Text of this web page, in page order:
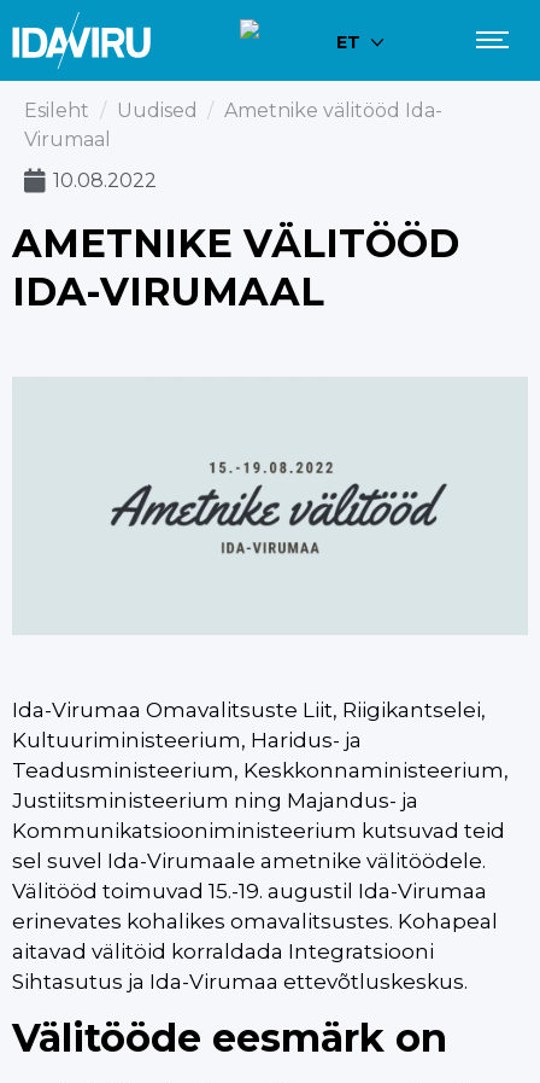
ET
Esileht / Uudised / Ametnike välitööd Ida-
Virumaal
10.08.2022
AMETNIKE VÄLITÖÖD
IDA-VIRUMAAL
Ida-Virumaa Omavalitsuste Liit, Riigikantselei,
Kultuuriministeerium, Haridus- ja
Teadusministeerium, Keskkonnaministeerium,
Justiitsministeerium ning Majandus- ja
Kommunikatsiooniministeerium kutsuvad teid
sel suvel Ida-Virumaale ametnike välitöödele.
Välitööd toimuvad 15.-19. augustil Ida-Virumaa
erinevates kohalikes omavalitsustes. Kohapeal
aitavad välitöid korraldada Integratsiooni
Sihtasutus ja Ida-Virumaa ettevõtluskeskus.
Välitööde eesmärk on